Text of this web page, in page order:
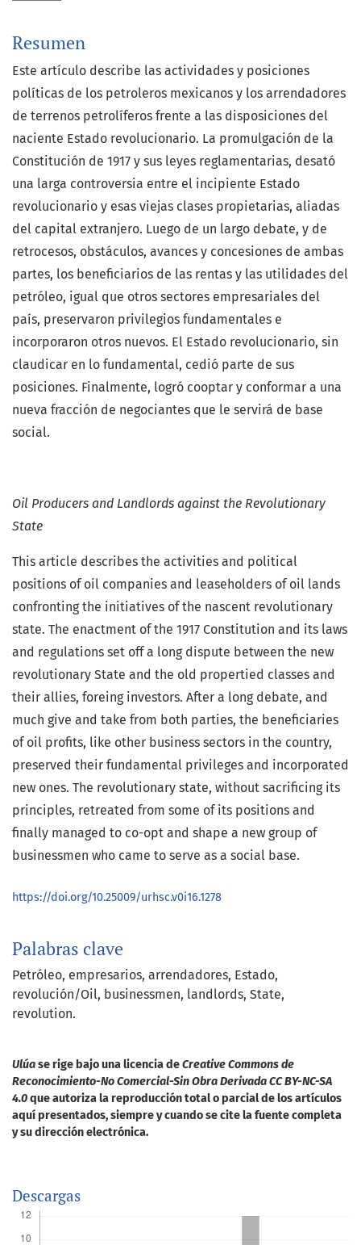
Palabras clave
Petróleo empresarios arrendadores Estado
revolución/Oil businessmen landlords State
revolution.
Resumen
Este artículo describe las actividades y posiciones
políticas de los petroleros mexicanos y los arrendadores
de terrenos petrolíferos frente a las disposiciones del
naciente Estado revolucionario. La promulgación de la
Constitución de 1917 y sus leyes reglamentarias, desató
una larga controversia entre el incipiente Estado
revolucionario y esas viejas clases propietarias, aliadas
del capital extran­jero. Luego de un largo debate, y de
retrocesos, obstáculos, avances y concesio­nes de ambas
partes, los beneficiarios de las rentas y las utilidades del
petróleo, igual que otros sectores empresariales del
país, preservaron privilegios funda­mentales e
incorporaron otros nuevos. El Estado revolucionario, sin
claudicar en lo fundamental, cedió parte de sus
posiciones. Finalmente, logró cooptar y conformar a una
nueva fracción de negociantes que le servirá de base
social.
Oil Producers and Landlords against the Revolutionary
State
This article describes the activities and political
positions of oil companies and leaseholders of oil lands
confronting the initiatives of the nascent revolutionary
state. The enactment of the 1917 Constitution and its laws
and regulations set off a long dispute between the new
revolutionary State and the old propertied classes and
their allies, foreing investors. After a long debate, and
much give and take from both parties, the beneficiaries
of oil profits, like other business sectors in the country,
preserved their fundamental privileges and incorporated
new ones. The revolutionary state, without sacrificing its
principles, retreated from some of its positions and
finally managed to co-opt and shape a new group of
businessmen who came to serve as a social base.
https://doi.org/10.25009/urhsc.v0i16.1278
Ulúase rige bajo una licencia deCreative Commons de
Reconocimiento-No Comercial-Sin Obra Derivada CC BY-NC-SA
4.0que autoriza la reproducción total o parcial de los artículos
aquí presentados, siempre y cuando se cite la fuente completa
y su dirección electrónica.
Descargas